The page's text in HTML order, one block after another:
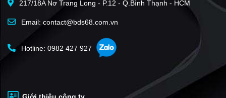
Gia Hòa
(41)
Glory Heights - Vinhomes Grand Park
Jamila Khang Điền
Verosa Park
217/18A Nơ Trang Long - P.12 - Q.Bình Thạnh - HCM
Email: contact@bds68.com.vn
Hotline: 0982 427 927